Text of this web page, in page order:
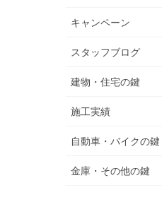
キャンペーン
スタッフブログ
建物・住宅の鍵
施工実績
自動車・バイクの鍵
金庫・その他の鍵